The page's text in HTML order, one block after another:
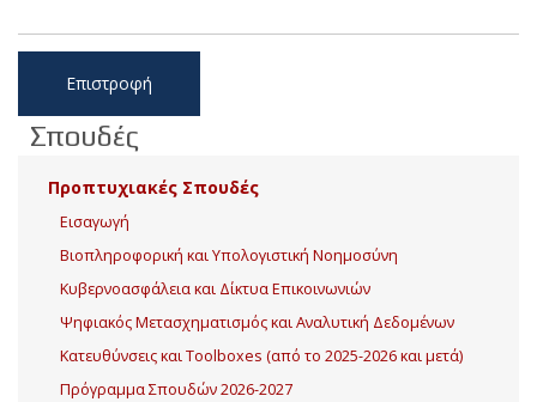
Επιστροφή
Σπουδές
Προπτυχιακές Σπουδές
Εισαγωγή
Βιοπληροφορική και Υπολογιστική Νοημοσύνη
Κυβερνοασφάλεια και Δίκτυα Επικοινωνιών
Ψηφιακός Μετασχηματισμός και Αναλυτική Δεδομένων
Κατευθύνσεις και Toolboxes (από το 2025-2026 και μετά)
Πρόγραμμα Σπουδών 2026-2027